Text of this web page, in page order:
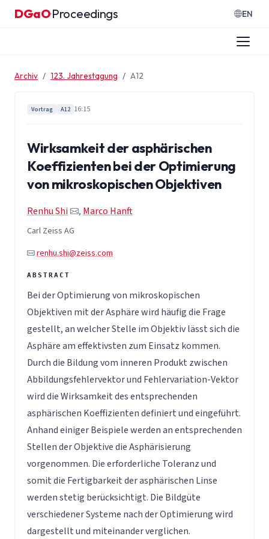
Zum Inhalt springen
DGaO·Proceedings EN
Archiv 123. Jahrestagung A12
Vortrag A12 16:15
Wirksamkeit der asphärischen
Koeffizienten bei der Optimierung
von mikroskopischen Objektiven
Renhu Shi , Marco Hanft
Carl Zeiss AG
renhu.shi@zeiss.com
Bei der Optimierung von mikroskopischen
Objektiven mit der Asphäre wird häufig die Frage
gestellt, an welcher Stelle im Objektiv lässt sich die
Asphäre am effektivsten zum Einsatz kommen.
Durch die Bildung vom inneren Produkt zwischen
Abbildungsfehlervektor und Fehlervariation-Vektor
wird die Wirksamkeit des entsprechenden
asphärischen Koeffizienten definiert und eingeführt.
Anhand einiger Beispiele werden an entsprechenden
Stellen der Objektive die Asphärisierung
vorgenommen. Die erforderliche Toleranz und
somit die Fertigbarkeit der asphärischen Linse
werden stetig berücksichtigt. Die Bildgüte
verschiedener Systeme nach der Optimierung wird
dargestellt und miteinander verglichen.